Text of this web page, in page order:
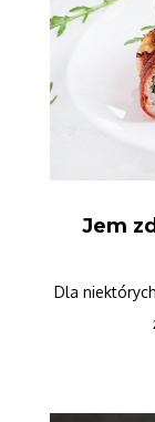
Jem
Dla